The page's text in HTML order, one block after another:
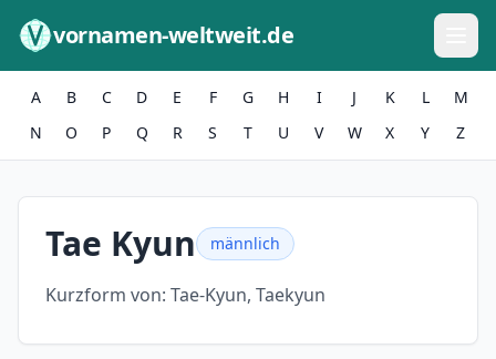
vornamen-weltweit.de
A B C D E F G H I J K L
M
N
O P Q R S T U V W X Y Z
Tae Kyun männlich
Kurzform von: Tae-Kyun, Taekyun